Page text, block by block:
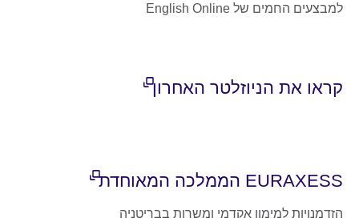
למבצעים החמים של English Online
קראו את הניוזלטר האחרון
EURAXESS הממלכה המאוחדת
הזדמנויות למימון אקדמי ומשרות בבריטניה